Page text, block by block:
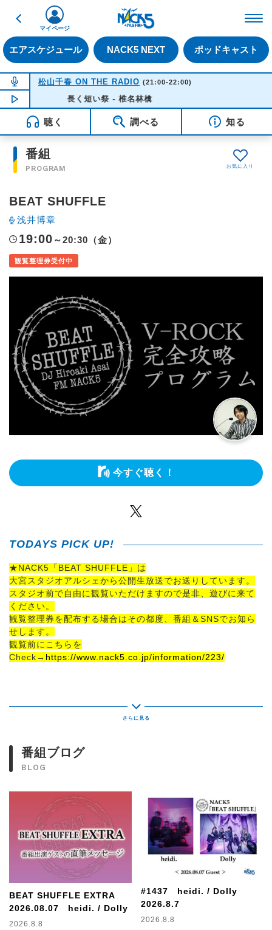
戻る
エアスケジュール NACK5 NEXT ポッドキャスト
マイページ
NOW ON AIR
松山千春 ON THE RADIO (21:00-22:00)
NOW PLAYING16:35
長く短い祭 - 椎名林檎
聴く 調べる 知る
番組
PROGRAM
BEAT SHUFFLE
浅井博章
19:00 ～20:30（金）
観覧整理券受付中
今すぐ聴く！
TODAYS PICK UP!
★NACK5「BEAT SHUFFLE」は
大宮スタジオアルシェから公開生放送でお送りしています。
スタジオ前で自由に観覧いただけますので是非、遊びに来て
ください。
観覧整理券を配布する場合はその都度、番組＆SNSでお知ら
せします。
観覧前にこちらを
Check→ https://www.nack5.co.jp/information/223/
①19:25～
6月10日に4th アルバム「ARTiFACT」をリリース♪
【NUL.（HIZUMI×MASATO）】がスタジオアルシェ生出
②20:00～
6月3日にシングル「Static Eden/」をリリースした
【Verde/（Shou）】は8時台に生出演！
■ゲストへの質問やリクエスト、ライブの感想をお待ちしてい
抽選で3名様にビッフルステッカーをプレゼント☆
浅井博章のサイン入りご希望の方は
「サイン入り希望」とご記入をお忘れなく。
番組ブログ
BLOG
BEAT SHUFFLE EXTRA
2026.08.07 heidi. / Dolly
2026.8.8
#1437 heidi. / Dolly
2026.8.7
2026.8.8